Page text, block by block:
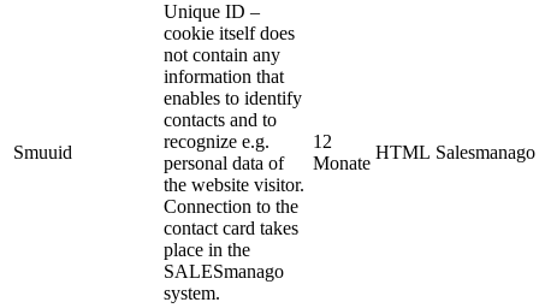
Smuuid
Unique ID –
cookie itself does
not contain any
information that
enables to identify
contacts and to
recognize e.g.
personal data of
the website visitor.
Connection to the
contact card takes
place in the
SALESmanago
system.
12
Monate
HTML Salesmanago